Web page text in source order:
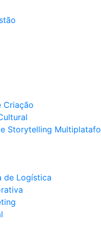
Criação
Storytelling
de Logística